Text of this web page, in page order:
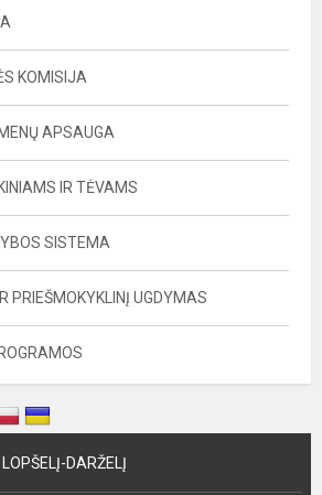
KOMISIJA
APSAUGA
IR TĖVAMS
SISTEMA
PRIEŠMOKYKLINĮ UGDYMAS
DARŽELĮ